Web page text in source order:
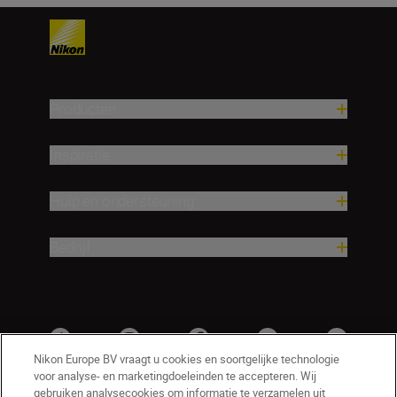
Nikon Europe BV vraagt u cookies en soortgelijke technologie
voor analyse- en marketingdoeleinden te accepteren. Wij
gebruiken analysecookies om informatie te verzamelen uit